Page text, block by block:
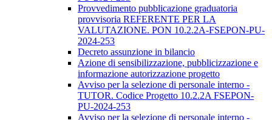
Provvedimento pubblicazione graduatoria
provvisoria REFERENTE PER LA
VALUTAZIONE. PON 10.2.2A-FSEPON-PU-
2024-253
Decreto assunzione in bilancio
Azione di sensibilizzazione, pubblicizzazione e
informazione autorizzazione progetto
Avviso per la selezione di personale interno -
TUTOR. Codice Progetto 10.2.2A FSEPON-
PU-2024-253
Avviso per la selezione di personale interno -